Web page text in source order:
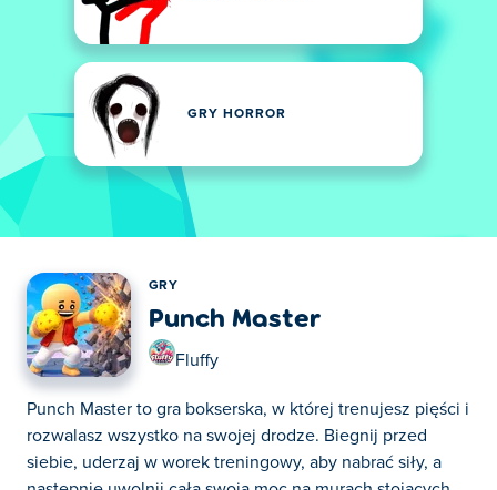
GRY HORROR
GRY
Punch Master
Fluffy
Punch Master to gra bokserska, w której trenujesz pięści i
rozwalasz wszystko na swojej drodze. Biegnij przed
siebie, uderzaj w worek treningowy, aby nabrać siły, a